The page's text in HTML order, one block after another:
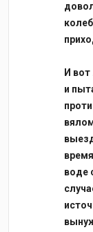
И
и
воде